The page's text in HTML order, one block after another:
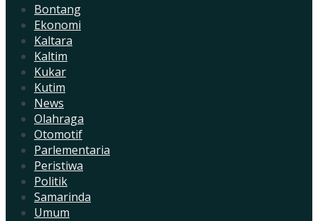
Bontang
Ekonomi
Kaltara
Kaltim
Kukar
Kutim
News
Olahraga
Otomotif
Parlementaria
Peristiwa
Politik
Samarinda
Umum